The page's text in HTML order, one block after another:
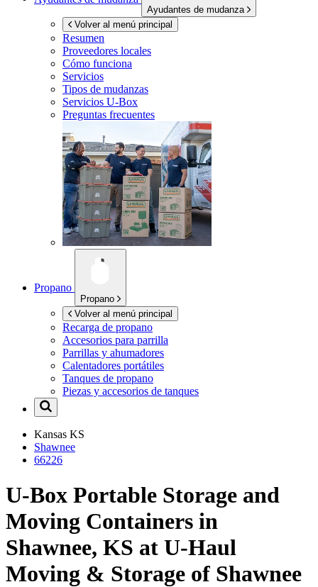
Ayudantes de mudanza
Volver al menú principal
Resumen
Proveedores locales
Cómo funciona
Servicios
Tipos de mudanzas
Servicios U-Box
Preguntas frecuentes
Propano
Propano
Volver al menú principal
Recarga de propano
Accesorios para parrilla
Parrillas y ahumadores
Calentadores portátiles
Tanques de propano
Piezas y accesorios de tanques
Kansas KS
Shawnee
66226
U-Box Portable Storage and
Moving Containers in
Shawnee, KS at U-Haul
Moving & Storage of Shawnee